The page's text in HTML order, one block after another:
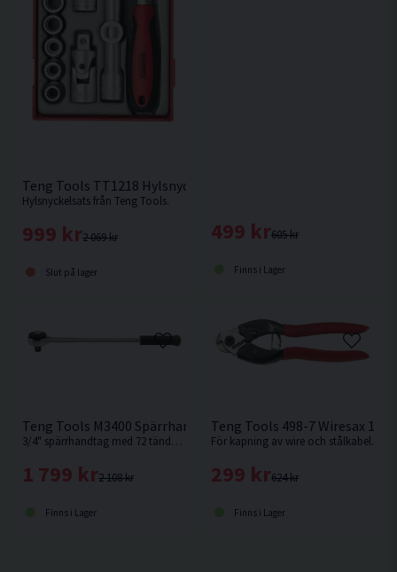
Teng Tools TT1218 Hylsnyckelsats 1/2'' 18 delar
Hylsnyckelsats från Teng Tools.
2 069 kr
999 kr
Slut på lager
605 kr
499 kr
Finns i Lager
Teng Tools M3400 Spärrhandtag 3/4" 505MM
3/4" spärrhandtag med 72 tänder från Teng Tools.
2 108 kr
1 799 kr
Finns i Lager
Teng Tools 498-7 Wiresax
För kapning av wire och stålkabel.
624 kr
299 kr
Finns i Lager